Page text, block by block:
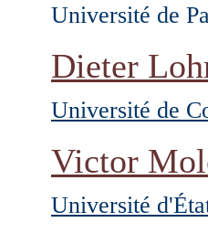
Université de
Dieter
Université de
Victor
Université